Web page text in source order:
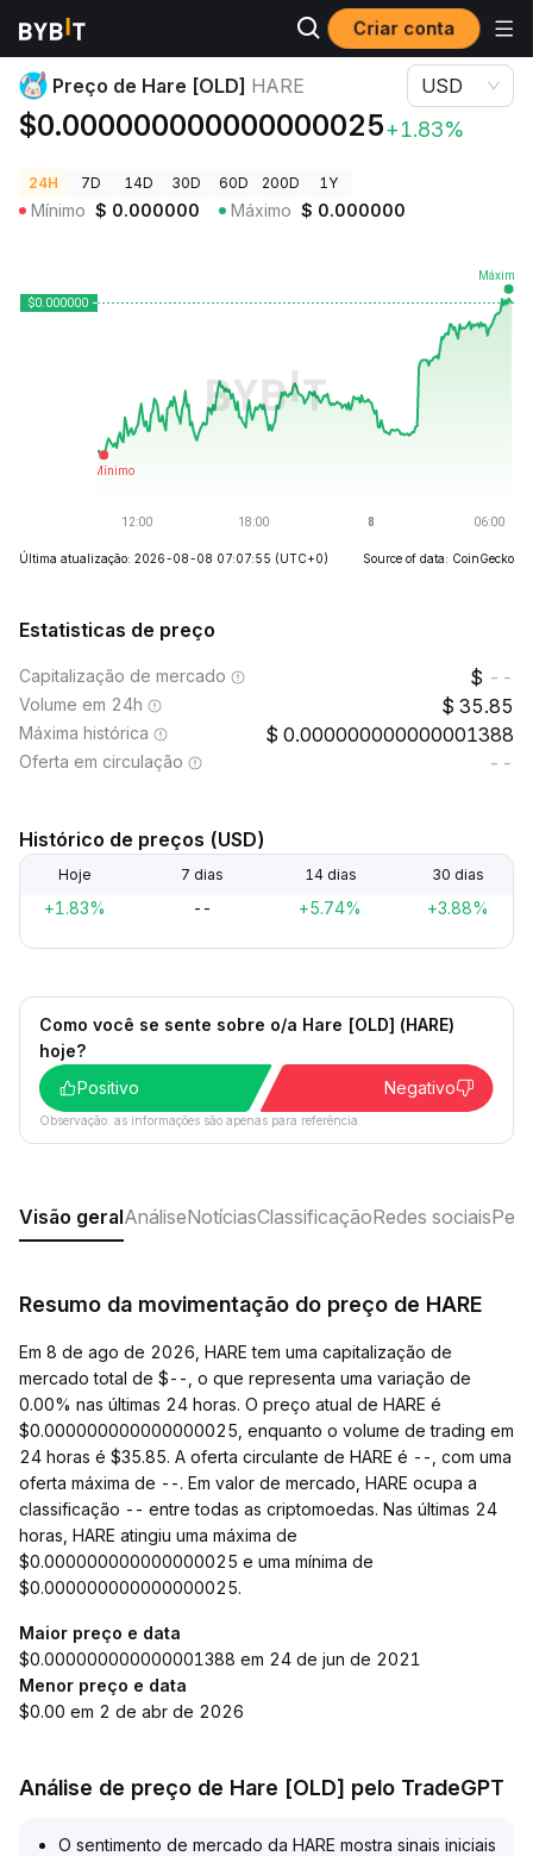
Criar conta
Preços de Criptomoedas Preço de Hare [OLD] HARE
Preço de Hare [OLD] HARE
$0.000000000000000025+1.83%
USD
24H 7D 14D 30D 60D 200D 1Y
Mínimo $ 0.000000 Máximo $ 0.000000
Última atualização: 2026-08-08 07:07:55 (UTC+0) Source of data: CoinGecko
Estatisticas de preço
Capitalização de mercado --
Volume em 24h 35.85
Máxima histórica 0.000000000000001388
Oferta em circulação --
Histórico de preços (USD)
Hoje 7 dias 14 dias 30 dias
+1.83% -- +5.74% +3.88%
Como você se sente sobre o/a Hare [OLD] (HARE)
hoje?
Positivo
Negativo
Observação: as informações são apenas para referência.
Visão geralAnáliseNotíciasClassificaçãoRedes sociais
Resumo da movimentação do preço de HARE
Em 8 de ago de 2026, HARE tem uma capitalização de
mercado total de $--, o que representa uma variação de
0.00% nas últimas 24 horas. O preço atual de HARE é
$0.000000000000000025, enquanto o volume de trading em
24 horas é $35.85. A oferta circulante de HARE é --, com uma
oferta máxima de --. Em valor de mercado, HARE ocupa a
classificação -- entre todas as criptomoedas. Nas últimas 24
horas, HARE atingiu uma máxima de
$0.000000000000000025 e uma mínima de
$0.000000000000000025.
Maior preço e data
$0.000000000000001388 em 24 de jun de 2021
Menor preço e data
$0.00 em 2 de abr de 2026
Análise de preço de Hare [OLD] pelo TradeGPT
O sentimento de mercado da HARE mostra sinais iniciais